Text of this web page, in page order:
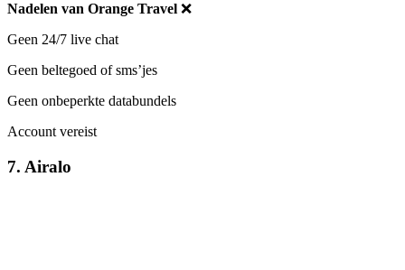
Nadelen van Orange Travel ❌
Geen 24/7 live chat
Geen beltegoed of sms’jes
Geen onbeperkte databundels
Account vereist
7. Airalo